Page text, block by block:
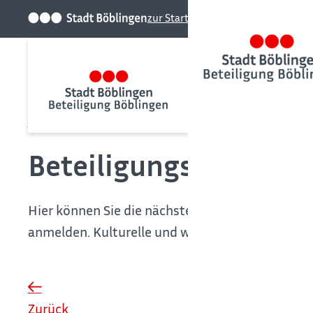
zur Startseite der Stadt
Beteiligungskalender
Hier können Sie die nächsten anstehenden
anmelden. Kulturelle und weitere
Zurück